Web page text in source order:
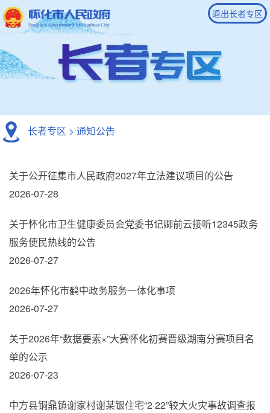
退出长者专区
长者专区 > 通知公告
关于公开征集市人民政府2027年立法建议项目的公告
2026-07-28
关于怀化市卫生健康委员会党委书记卿前云接听12345政务
服务便民热线的公告
2026-07-27
2026年怀化市鹤中政务服务一体化事项
2026-07-27
关于2026年“数据要素×”大赛怀化初赛晋级湖南分赛项目名
单的公示
2026-07-23
中方县铜鼎镇谢家村谢某银住宅“2·22”较大火灾事故调查报